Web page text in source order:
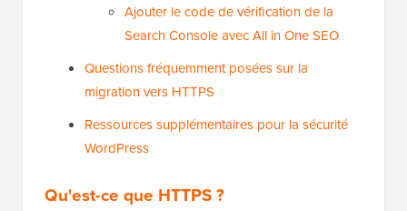
Ajouter le code de vérification de la
Search Console avec All in One SEO
Questions fréquemment posées sur la
migration vers HTTPS
Ressources supplémentaires pour la sécurité
WordPress
Qu'est-ce que HTTPS ?